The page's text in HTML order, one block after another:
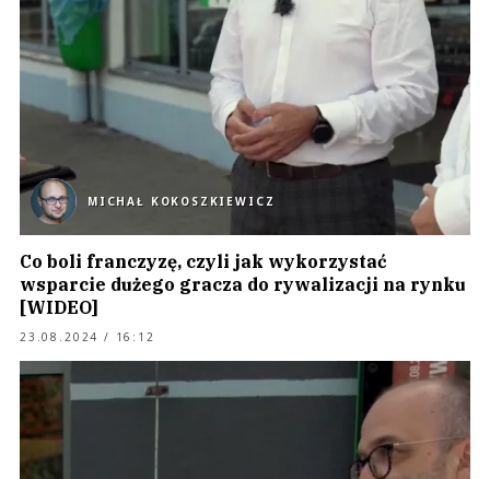
MICHAŁ KOKOSZKIEWICZ
Co boli franczyzę, czyli jak wykorzystać
wsparcie dużego gracza do rywalizacji na rynku
[WIDEO]
23.08.2024 / 16:12